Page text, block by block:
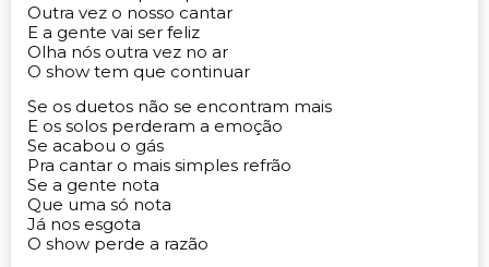
Outra vez o nosso cantar
E a gente vai ser feliz
Olha nós outra vez no ar
O show tem que continuar
Se os duetos não se encontram mais
E os solos perderam a emoção
Se acabou o gás
Pra cantar o mais simples refrão
Se a gente nota
Que uma só nota
Já nos esgota
O show perde a razão